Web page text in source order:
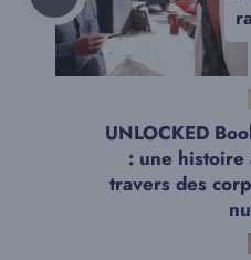
UNLOCKED
: une histoire
travers des